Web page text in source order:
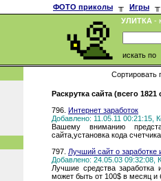
ФОТО приколы ╥ Игры
╥
УЛИТКА -
искать по
Сортировать
Раскрутка сайта (всего 1821
796. Интернет заработок
Добавлено: 11.05.11 00:21:15,
Вашему вниманию
сайта,установка кода
797. Лучший сайт о заработке
Добавлено: 24.05.03 09:32:08,
Лучшие средства заработка
может быть от 100$ в месяц и